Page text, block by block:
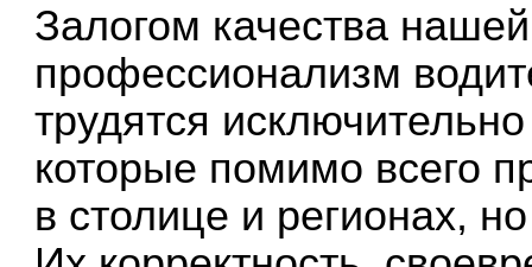
Залогом качества
профессионализм
трудятся
которые помимо всего
в столице и регионах,